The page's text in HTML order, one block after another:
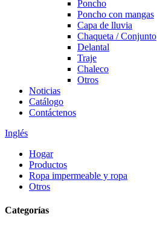
Poncho
Poncho con mangas
Capa de lluvia
Chaqueta / Conjunto
Delantal
Traje
Chaleco
Otros
Noticias
Catálogo
Contáctenos
Inglés
Hogar
Productos
Ropa impermeable y ropa
Otros
Categorías